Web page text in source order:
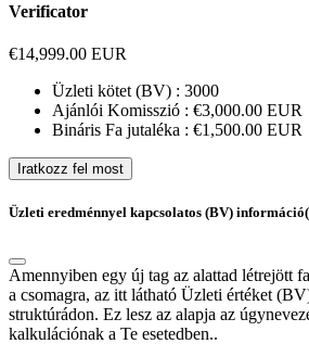
Verificator
€14,999.00 EUR
Üzleti kötet (BV) : 3000
Ajánlói Komisszió : €3,000.00 EUR
Bináris Fa jutaléka : €1,500.00 EUR
Iratkozz fel most
Üzleti eredménnyel kapcsolatos (BV)
Amennyiben egy új tag az alattad létrejött
a csomagra, az itt látható Üzleti értéket
struktúrádon. Ez lesz az alapja az
kalkulációnak a Te esetedben..